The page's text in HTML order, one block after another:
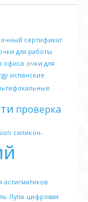
сертификат
для работы
офиса очки для
испанские
проверка
силикон-
астигматиков
Лупа цифровая